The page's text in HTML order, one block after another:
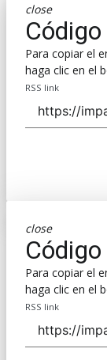
close
Código
Para copiar el
haga clic en el
RSS link
close
Código
Para copiar el
haga clic en el
RSS link